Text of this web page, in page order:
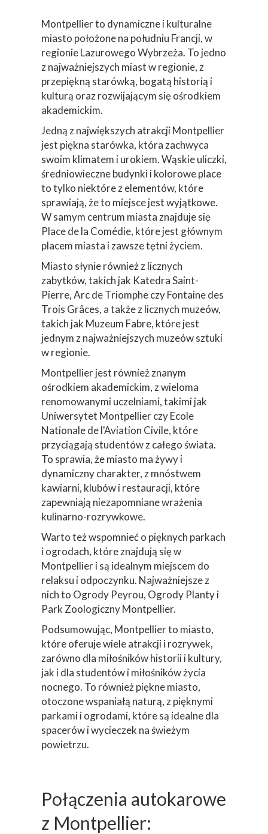
Montpellier to dynamiczne i kulturalne
miasto położone na południu Francji, w
regionie Lazurowego Wybrzeża. To jedno
z najważniejszych miast w regionie, z
przepiękną starówką, bogatą historią i
kulturą oraz rozwijającym się ośrodkiem
akademickim.
Jedną z największych atrakcji Montpellier
jest piękna starówka, która zachwyca
swoim klimatem i urokiem. Wąskie uliczki,
średniowieczne budynki i kolorowe place
to tylko niektóre z elementów, które
sprawiają, że to miejsce jest wyjątkowe.
W samym centrum miasta znajduje się
Place de la Comédie, które jest głównym
placem miasta i zawsze tętni życiem.
Miasto słynie również z licznych
zabytków, takich jak Katedra Saint-
Pierre, Arc de Triomphe czy Fontaine des
Trois Grâces, a także z licznych muzeów,
takich jak Muzeum Fabre, które jest
jednym z najważniejszych muzeów sztuki
w regionie.
Montpellier jest również znanym
ośrodkiem akademickim, z wieloma
renomowanymi uczelniami, takimi jak
Uniwersytet Montpellier czy Ecole
Nationale de l'Aviation Civile, które
przyciągają studentów z całego świata.
To sprawia, że miasto ma żywy i
dynamiczny charakter, z mnóstwem
kawiarni, klubów i restauracji, które
zapewniają niezapomniane wrażenia
kulinarno-rozrywkowe.
Warto też wspomnieć o pięknych parkach
i ogrodach, które znajdują się w
Montpellier i są idealnym miejscem do
relaksu i odpoczynku. Najważniejsze z
nich to Ogrody Peyrou, Ogrody Planty i
Park Zoologiczny Montpellier.
Podsumowując, Montpellier to miasto,
które oferuje wiele atrakcji i rozrywek,
zarówno dla miłośników historii i kultury,
jak i dla studentów i miłośników życia
nocnego. To również piękne miasto,
otoczone wspaniałą naturą, z pięknymi
parkami i ogrodami, które są idealne dla
spacerów i wycieczek na świeżym
powietrzu.
Połączenia autokarowe
z Montpellier: